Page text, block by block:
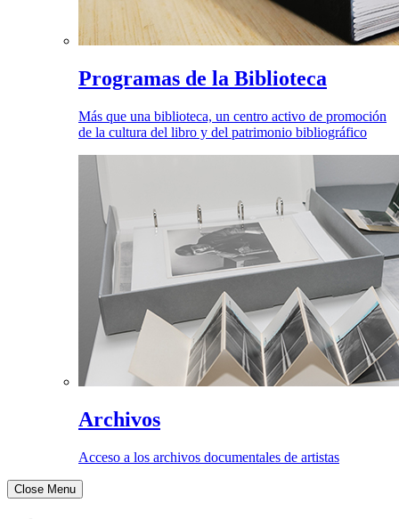
Programas de la Biblioteca
Más que una biblioteca, un centro activo de promoción
de la cultura del libro y del patrimonio bibliográfico
Archivos
Acceso a los archivos documentales de artistas
Close Menu